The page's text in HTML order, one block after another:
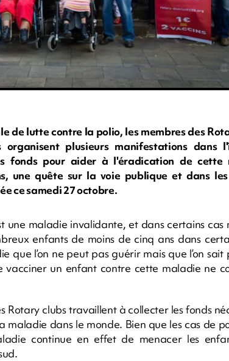
de lutte contre la polio, les membres des
plusieurs manifestations dans
fonds pour aider à l'éradication de cette
une quête sur la voie publique et dans
ce samedi 27 octobre.
une maladie invalidante, et dans certains cas
enfants de moins de cinq ans dans
que l’on ne peut pas guérir mais que l’on sait
vacciner un enfant contre cette maladie ne
Rotary clubs travaillent à collecter les fonds
dans le monde. Bien que les cas de
continue en effet de menacer les